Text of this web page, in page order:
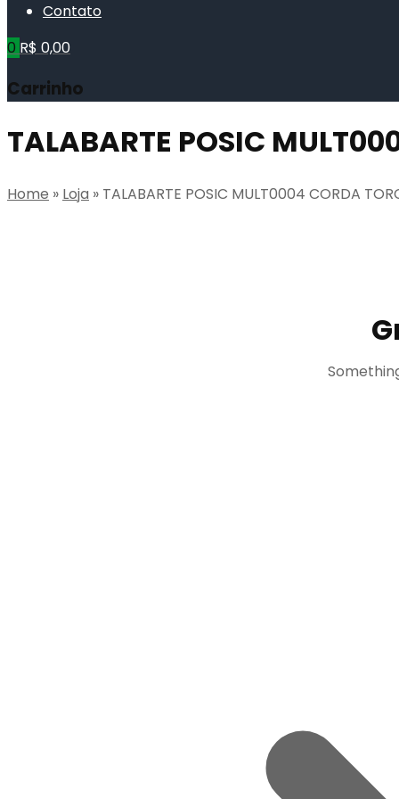
Contato
0 R$ 0,00
Carrinho
TALABARTE POSIC
Home » Loja » TALABARTE POSIC MULT0004 CORDA